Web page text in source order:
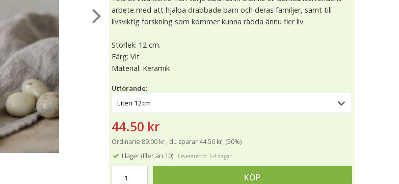
arbete med att hjälpa drabbade barn och deras familjer, samt till
livsviktig forskning som kommer kunna rädda ännu fler liv.
Storlek: 12 cm.
Färg: Vit
Material: Keramik
Utförande:
44.50 kr
Ordinarie 89.00 kr , du sparar 44.50 kr, (50%)
I lager (Fler än 10) Leveranstid: 1-4 dagar
KÖP